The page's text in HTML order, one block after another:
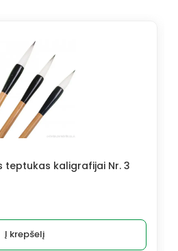
Kiniškas bambukinis